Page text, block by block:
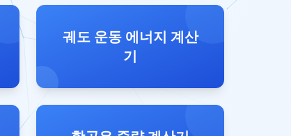
궤도 운동 에너지 계산
기